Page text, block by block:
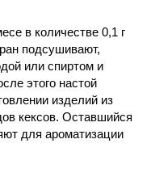
в количестве 0,1 г
подсушивают,
или спиртом и
этого настой
изделий из
кексов. Оставшийся
для ароматизации